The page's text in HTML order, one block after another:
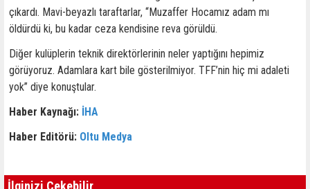
çıkardı. Mavi-beyazlı taraftarlar, “Muzaffer Hocamız adam mı
öldürdü ki, bu kadar ceza kendisine reva görüldü.
Diğer kulüplerin teknik direktörlerinin neler yaptığını hepimiz
görüyoruz. Adamlara kart bile gösterilmiyor. TFF’nin hiç mi adaleti
yok” diye konuştular.
Haber Kaynağı: İHA
Haber Editörü: Oltu Medya
İlginizi Çekebilir